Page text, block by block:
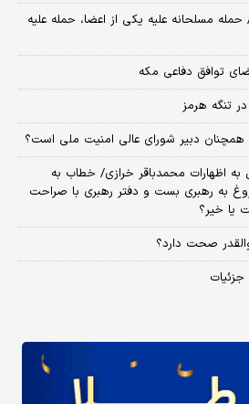
مسلحانه علیه یکی از اعضا، حمله علیه
توافق دفاعی مکه
تنگه هرمز
همچنان دبیر شورای ‌عالی امنیت ملی است؟
به اظهارات محمدباقر خرازی/ خطاب به
به رهبری بست و دفتر رهبری با صراحت
یا خیر؟
صحت دارد؟